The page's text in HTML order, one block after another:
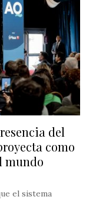
del
como
mundo
el sistema